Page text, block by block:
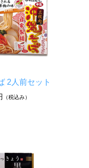
2人前セット
（税込み）